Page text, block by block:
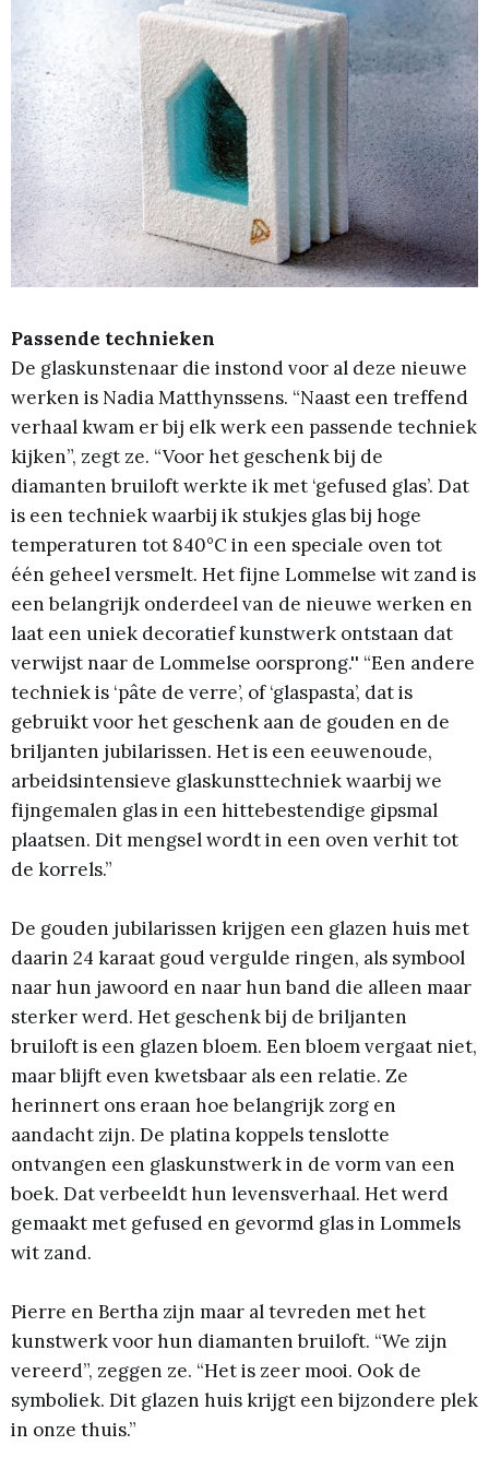
Passende technieken
De glaskunstenaar die instond voor al deze nieuwe
werken is Nadia Matthynssens. “Naast een treffend
verhaal kwam er bij elk werk een passende techniek
kijken”, zegt ze. “Voor het geschenk bij de
diamanten bruiloft werkte ik met ‘gefused glas’. Dat
is een techniek waarbij ik stukjes glas bij hoge
temperaturen tot 840°C in een speciale oven tot
één geheel versmelt. Het fijne Lommelse wit zand is
een belangrijk onderdeel van de nieuwe werken en
laat een uniek decoratief kunstwerk ontstaan dat
verwijst naar de Lommelse oorsprong.'' “Een andere
techniek is ‘pâte de verre’, of ‘glaspasta’, dat is
gebruikt voor het geschenk aan de gouden en de
briljanten jubilarissen. Het is een eeuwenoude,
arbeidsintensieve glaskunsttechniek waarbij we
fijngemalen glas in een hittebestendige gipsmal
plaatsen. Dit mengsel wordt in een oven verhit tot
de korrels.”
De gouden jubilarissen krijgen een glazen huis met
daarin 24 karaat goud vergulde ringen, als symbool
naar hun jawoord en naar hun band die alleen maar
sterker werd. Het geschenk bij de briljanten
bruiloft is een glazen bloem. Een bloem vergaat niet,
maar blijft even kwetsbaar als een relatie. Ze
herinnert ons eraan hoe belangrijk zorg en
aandacht zijn. De platina koppels tenslotte
ontvangen een glaskunstwerk in de vorm van een
boek. Dat verbeeldt hun levensverhaal. Het werd
gemaakt met gefused en gevormd glas in Lommels
wit zand.
Pierre en Bertha zijn maar al tevreden met het
kunstwerk voor hun diamanten bruiloft. “We zijn
vereerd”, zeggen ze. “Het is zeer mooi. Ook de
symboliek. Dit glazen huis krijgt een bijzondere plek
in onze thuis.”